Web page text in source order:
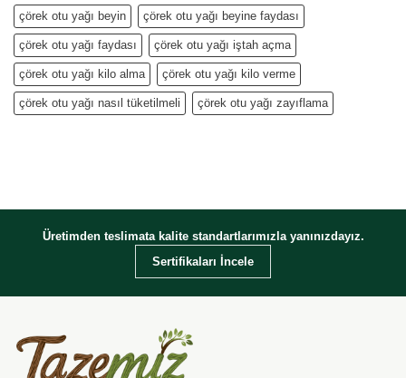
çörek otu yağı beyin çörek otu yağı beyine faydası
çörek otu yağı faydası çörek otu yağı iştah açma
çörek otu yağı kilo alma çörek otu yağı kilo verme
çörek otu yağı nasıl tüketilmeli çörek otu yağı zayıflama
Üretimden teslimata kalite standartlarımızla yanınızdayız.
Sertifikaları İncele